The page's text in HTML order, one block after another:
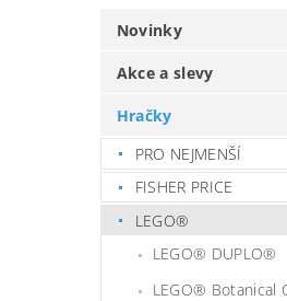
Novinky
Akce a slevy
Hračky
PRO NEJMENŠÍ
FISHER PRICE
LEGO®
LEGO® DUPLO®
LEGO® Botanical